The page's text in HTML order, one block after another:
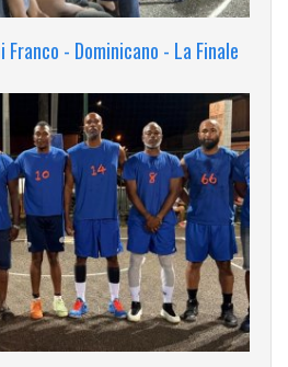
Franco - Dominicano - La Finale